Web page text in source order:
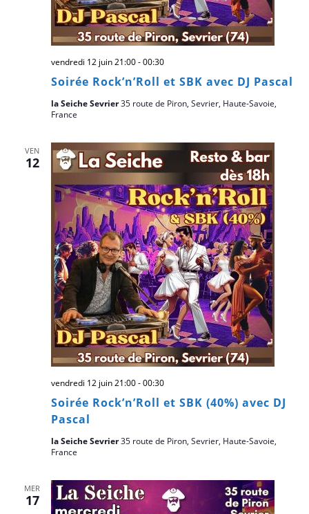
Soirée Rock’n’Roll et SBK avec DJ Pascal
vendredi 12 juin 21:00-00:30
la Seiche Sevrier35 route de Piron, Sevrier, Haute-Savoie,
France
VEN
12
Soirée Rock’n’Roll et SBK (40%) avec DJ
Pascal
vendredi 12 juin 21:00-00:30
la Seiche Sevrier35 route de Piron, Sevrier, Haute-Savoie,
France
MER
17